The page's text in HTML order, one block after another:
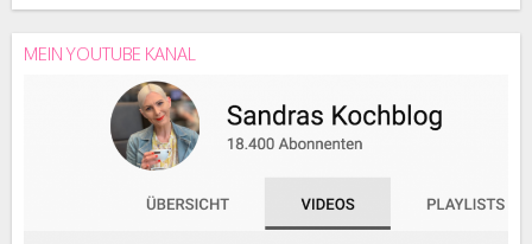
MEIN YOUTUBE KANAL